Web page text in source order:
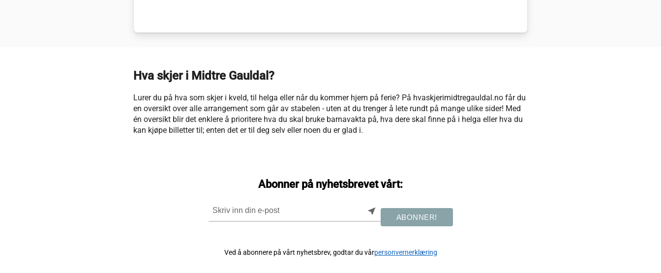
Hva skjer i Midtre Gauldal?
Lurer du på hva som skjer i kveld, til helga eller når du kommer hjem på ferie? På hvaskjerimidtregauldal.no får du
en oversikt over alle arrangement som går av stabelen - uten at du trenger å lete rundt på mange ulike sider! Med
én oversikt blir det enklere å prioritere hva du skal bruke barnavakta på, hva dere skal finne på i helga eller hva du
kan kjøpe billetter til; enten det er til deg selv eller noen du er glad i.
Abonner på nyhetsbrevet vårt:
near_me
ABONNER!
Ved å abonnere på vårt nyhetsbrev, godtar du vårpersonvernerklæring